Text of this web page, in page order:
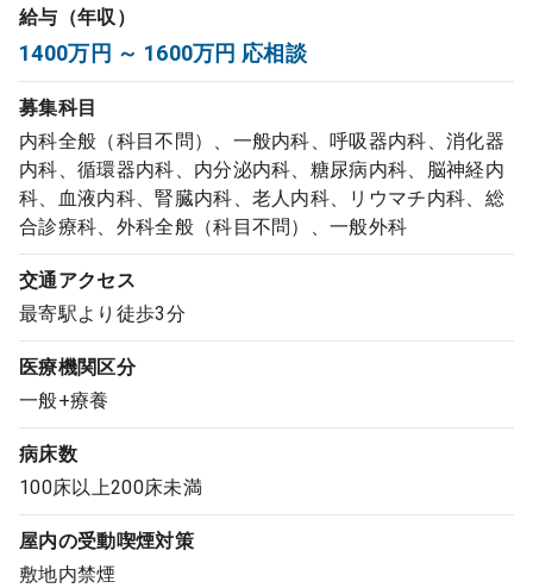
成功事例
転職ノウハウ
受付時間 9:00 ～ 18:00（平日）
0120-337-613
クリニック開業
DtoDとは
お問合せ
採用をお考えの医療機関の方
給与（年収）
1400万円 ～ 1600万円 応相談
募集科目
内科全般（科目不問）、一般内科、呼吸器内科、消化器
内科、循環器内科、内分泌内科、糖尿病内科、脳神経内
科、血液内科、腎臓内科、老人内科、リウマチ内科、総
合診療科、外科全般（科目不問）、一般外科
交通アクセス
最寄駅より徒歩3分
医療機関区分
一般+療養
病床数
100床以上200床未満
屋内の受動喫煙対策
敷地内禁煙